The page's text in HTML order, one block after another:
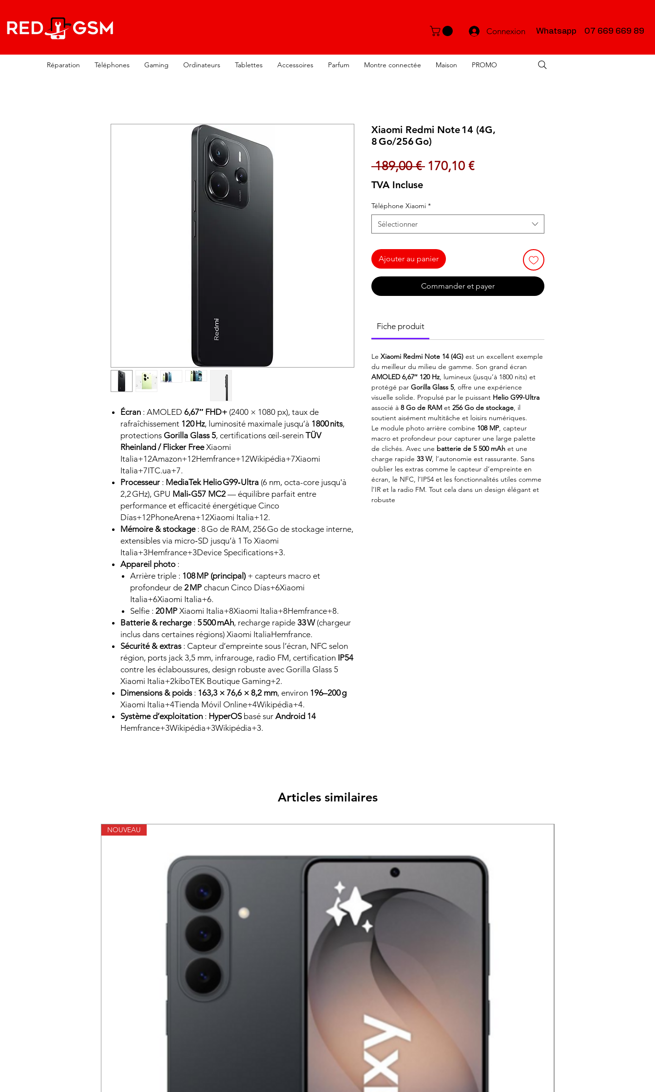
Connexion Whatsapp 07 669 669 89
Réparation Téléphones Gaming Ordinateurs Tablettes Accessoires Parfum Montre connectée Maison PROMO
Écran : AMOLED 6,67″ FHD+ (2400 × 1080 px), taux de
rafraîchissement 120 Hz, luminosité maximale jusqu’à 1800 nits,
protections Gorilla Glass 5, certifications œil-serein TÜV
Rheinland / Flicker FreeXiaomi
Italia+12Amazon+12Hemfrance+12Wikipédia+7Xiaomi
Italia+7ITC.ua+7.
Processeur : MediaTek Helio G99‑Ultra (6 nm, octa-core jusqu'à
2,2 GHz), GPU Mali‑G57 MC2 — équilibre parfait entre
performance et efficacité énergétique Cinco
Días+12PhoneArena+12Xiaomi Italia+12.
Mémoire & stockage: 8 Go de RAM, 256 Go de stockage interne,
extensibles via micro‑SD jusqu’à 1 To Xiaomi
Italia+3Hemfrance+3Device Specifications+3.
Appareil photo :
Arrière triple : 108 MP (principal)+ capteurs macro et
profondeur de 2 MP chacun Cinco Días+6Xiaomi
Italia+6Xiaomi Italia+6.
Selfie : 20 MP Xiaomi Italia+8Xiaomi Italia+8Hemfrance+8.
Batterie & recharge: 5 500 mAh, recharge rapide 33 W(chargeur
inclus dans certaines régions) Xiaomi ItaliaHemfrance.
Sécurité & extras: Capteur d’empreinte sous l’écran, NFC selon
région, ports jack 3,5 mm, infrarouge, radio FM, certification IP54
contre les éclaboussures, design robuste avec Gorilla Glass 5
Xiaomi Italia+2kiboTEK Boutique Gaming+2.
Dimensions & poids: 163,3 × 76,6 × 8,2 mm, environ 196–200 g
Xiaomi Italia+4Tienda Móvil Online+4Wikipédia+4.
Système d’exploitation : HyperOSbasé sur Android 14
Hemfrance+3Wikipédia+3Wikipédia+3.
Xiaomi Redmi Note 14 (4G,
8 Go/256 Go)
189,00 € Prix original
170,10 €Prix promotionnel
TVA Incluse
Téléphone Xiaomi *
Sélectionner
Ajouter au panier
Commander et payer
Fiche produit
Le Xiaomi Redmi Note 14 (4G) est un excellent exemple
du meilleur du milieu de gamme. Son grand écran
AMOLED 6,67″ 120 Hz, lumineux (jusqu’à 1800 nits) et
protégé par Gorilla Glass 5, offre une expérience
visuelle solide. Propulsé par le puissant Helio G99-Ultra
associé à 8 Go de RAM et 256 Go de stockage, il
soutient aisément multitâche et loisirs numériques.
Le module photo arrière combine 108 MP, capteur
macro et profondeur pour capturer une large palette
de clichés. Avec une batterie de 5 500 mAh et une
charge rapide 33 W, l’autonomie est rassurante. Sans
oublier les extras comme le capteur d’empreinte en
écran, le NFC, l’IP54 et les fonctionnalités utiles comme
l’IR et la radio FM. Tout cela dans un design élégant et
robuste
Articles similaires
NOUVEAU